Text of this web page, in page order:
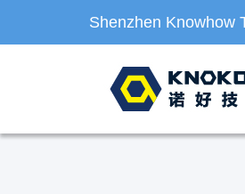
Shenzhen Knowhow